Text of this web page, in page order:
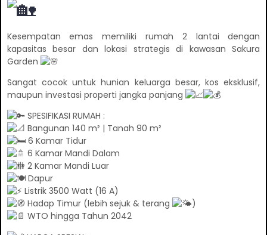
Kesempatan emas memiliki rumah 2 lantai dengan
kapasitas besar dan lokasi strategis di kawasan Sakura
Garden
Sangat cocok untuk hunian keluarga besar, kos eksklusif,
maupun investasi properti jangka panjang
SPESIFIKASI RUMAH :
Bangunan 140 m² | Tanah 90 m²
6 Kamar Tidur
6 Kamar Mandi Dalam
2 Kamar Mandi Luar
Dapur
Listrik 3500 Watt (16 A)
Hadap Timur (lebih sejuk & terang
)
WTO hingga Tahun 2042